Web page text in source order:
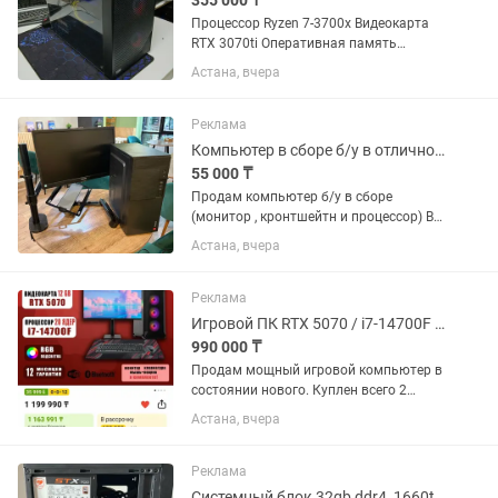
Процессор Ryzen 7-3700x Видеокарта
RTX 3070ti Оперативная память
16гб/3600MHz SSD 512гб m.2 Жёсткий
диск 1тб БП 2000w Просторный корпус
Установлено система виндовс 11,...
Астана, вчера
Реклама
Компьютер в сборе б/у в отличном состоянии
55 000 ₸
Продам компьютер б/у в сборе
(монитор , кронтшейтн и процессор) В
отличном состоянии, все целое Модель
монитора Philips 223v5lsb/01
Астана, вчера
Реклама
Игровой ПК RTX 5070 / i7-14700F / 32GB DDR5 / 1TB SSD Монитор 280 Гц
990 000 ₸
Продам мощный игровой компьютер в
состоянии нового. Куплен всего 2
месяца назад за 1 119 990 тг.
Использовался аккуратно, без
Астана, вчера
Реклама